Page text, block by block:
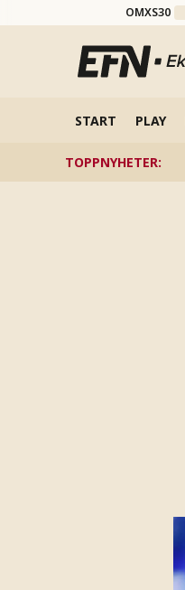
OMXS30
START PLAY
TOPPNYHETER: